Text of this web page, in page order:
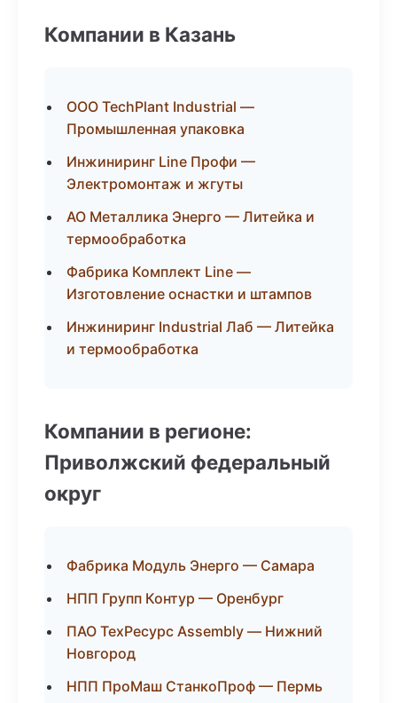
Компании в Казань
ООО TechPlant Industrial —
Промышленная упаковка
Инжиниринг Line Профи —
Электромонтаж и жгуты
АО Металлика Энерго — Литейка и
термообработка
Фабрика Комплект Line —
Изготовление оснастки и штампов
Инжиниринг Industrial Лаб — Литейка
и термообработка
Компании в регионе:
Приволжский федеральный
округ
Фабрика Модуль Энерго — Самара
НПП Групп Контур — Оренбург
ПАО ТехРесурс Assembly — Нижний
Новгород
НПП ПроМаш СтанкоПроф — Пермь